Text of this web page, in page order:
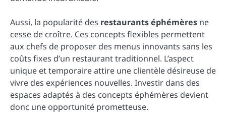
Aussi, la popularité des restaurants éphémères ne
cesse de croître. Ces concepts flexibles permettent
aux chefs de proposer des menus innovants sans les
coûts fixes d’un restaurant traditionnel. L’aspect
unique et temporaire attire une clientèle désireuse de
vivre des expériences nouvelles. Investir dans des
espaces adaptés à des concepts éphémères devient
donc une opportunité prometteuse.